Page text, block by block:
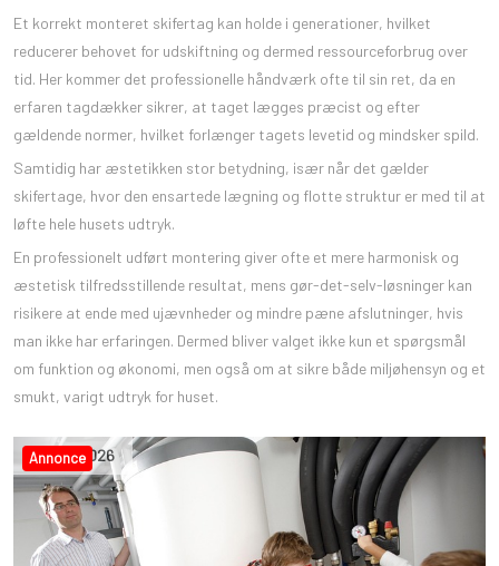
Et korrekt monteret skifertag kan holde i generationer, hvilket
reducerer behovet for udskiftning og dermed ressourceforbrug over
tid. Her kommer det professionelle håndværk ofte til sin ret, da en
erfaren tagdækker sikrer, at taget lægges præcist og efter
gældende normer, hvilket forlænger tagets levetid og mindsker spild.
Samtidig har æstetikken stor betydning, især når det gælder
skifertage, hvor den ensartede lægning og flotte struktur er med til at
løfte hele husets udtryk.
En professionelt udført montering giver ofte et mere harmonisk og
æstetisk tilfredsstillende resultat, mens gør-det-selv-løsninger kan
risikere at ende med ujævnheder og mindre pæne afslutninger, hvis
man ikke har erfaringen. Dermed bliver valget ikke kun et spørgsmål
om funktion og økonomi, men også om at sikre både miljøhensyn og et
smukt, varigt udtryk for huset.
Annonce
2,apr,2026